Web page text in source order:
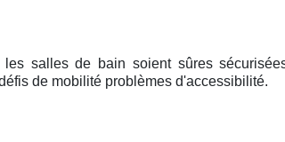
salles de bain soient sûres
de mobilité problèmes d'accessibilité.